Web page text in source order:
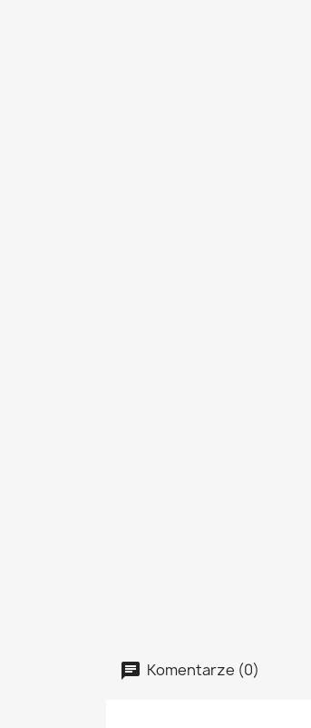
Komentarze (0)